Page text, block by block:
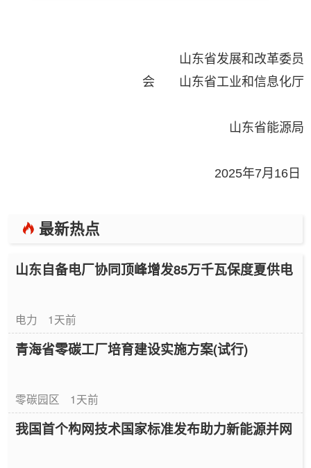
山东省发展和改革委员
会 山东省工业和信息化厅
山东省能源局
2025年7月16日
最新热点
山东自备电厂协同顶峰增发85万千瓦保度夏供电
电力 1天前
青海省零碳工厂培育建设实施方案(试行)
零碳园区 1天前
我国首个构网技术国家标准发布助力新能源并网